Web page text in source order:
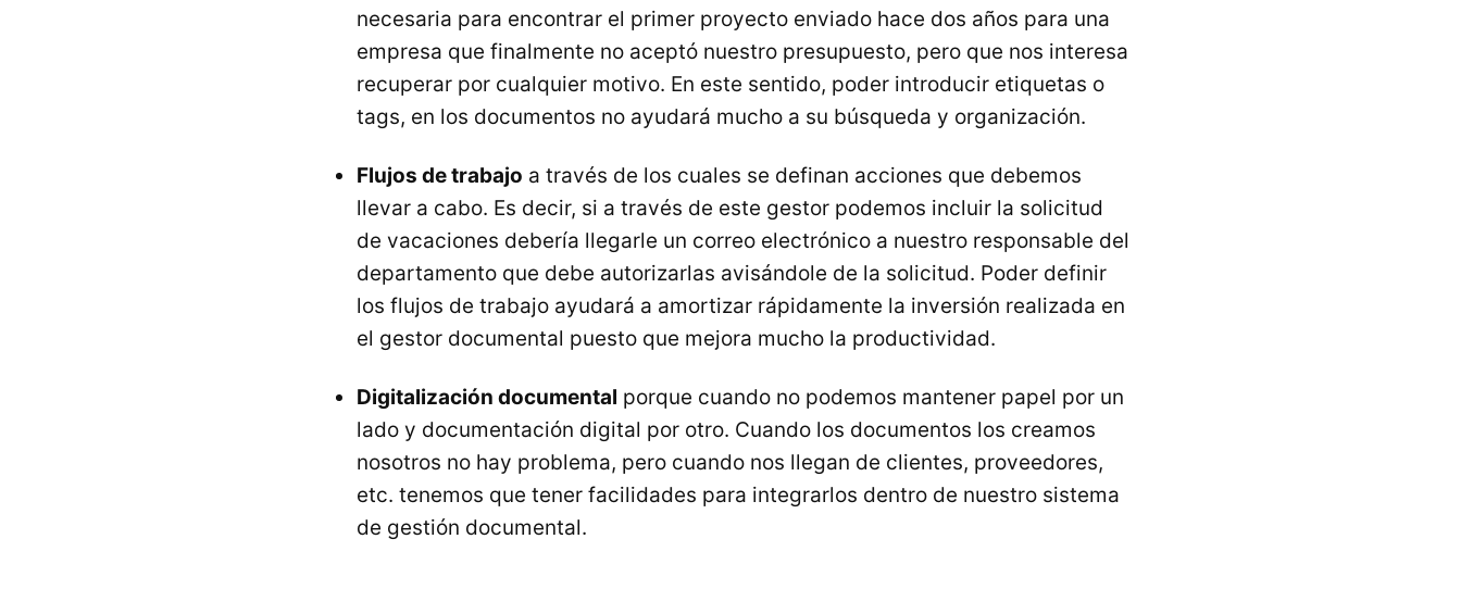
necesaria para encontrar el primer proyecto enviado hace dos años para una
empresa que finalmente no aceptó nuestro presupuesto, pero que nos interesa
recuperar por cualquier motivo. En este sentido, poder introducir etiquetas o
tags, en los documentos no ayudará mucho a su búsqueda y organización.
Flujos de trabajo a través de los cuales se definan acciones que debemos
llevar a cabo. Es decir, si a través de este gestor podemos incluir la solicitud
de vacaciones debería llegarle un correo electrónico a nuestro responsable del
departamento que debe autorizarlas avisándole de la solicitud. Poder definir
los flujos de trabajo ayudará a amortizar rápidamente la inversión realizada en
el gestor documental puesto que mejora mucho la productividad.
Digitalización documental porque cuando no podemos mantener papel por un
lado y documentación digital por otro. Cuando los documentos los creamos
nosotros no hay problema, pero cuando nos llegan de clientes, proveedores,
etc. tenemos que tener facilidades para integrarlos dentro de nuestro sistema
de gestión documental.